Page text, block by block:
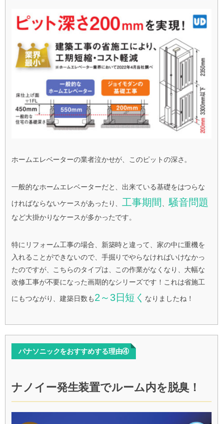
ホームエレベーターの業者泣かせが、このピットの深さ。
一般的なホームエレベーターだと、出来ている基礎をはつらな
ければならないケースがあったり、工事期間 、騒音問題
など大掛かりなケースが多かったです。
特にリフォーム工事の場合、新築時と違って、家の中に重機を
入れることができないので、手掘りでやらなければいけなかっ
たのですが、こちらのタイプは、この作業がなくなり、大幅な
改修工事が不要になった画期的なシリーズです！これは省施工
にもつながり、建築日数も2～3日短く なりましたね！
パナソニックをおすすめする理由④
ナノイー発生装置でルーム内を脱臭！